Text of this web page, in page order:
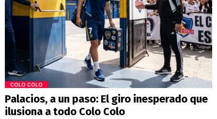
COLO COLO
Palacios, a un paso: El giro inesperado que
ilusiona a todo Colo Colo